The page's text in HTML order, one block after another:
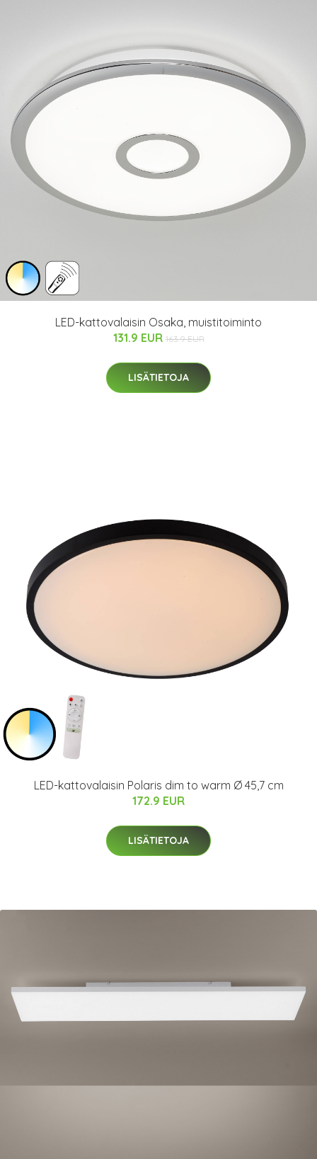
LED-kattovalaisin Osaka, muistitoiminto
131.9 EUR 163.9 EUR
LISÄTIETOJA
LED-kattovalaisin Polaris dim to warm Ø 45,7 cm
172.9 EUR
LISÄTIETOJA